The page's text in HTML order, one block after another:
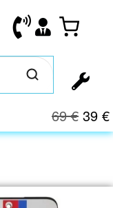
69€ 39 €